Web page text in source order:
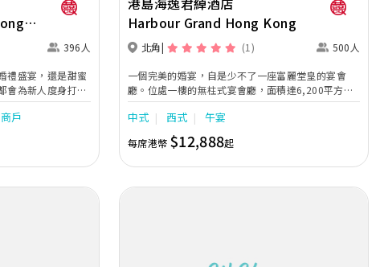
396人
禮盛宴，還是甜蜜
會為新人度身打造
貴的宴會廳和多功
季酒店名聞遐
至的服務，必能滿
賓至如歸的宴
戶
Harbour Grand Hong Kong
北角 (1) 500人
一個完美的婚宴，自是少不了一座富麗堂皇的宴會
廳。位處一樓的無柱式宴會廳，面積達6,200平方
呎，樓高22呎，盡顯無比氣派。宴會廳備有特別燈光
效 果、天花式投影機及內置式投影螢幕，設計可容納
600人之雞尾酒會，或舉行500位賓客的晚宴，亦可
彈性劃分為兩個宴會空間，迎合不同需要。從酒店大
堂直 達的接待廳，面積為2,099平方呎，是一個舉行
中式 西式 午宴
每席港幣 $12,888起